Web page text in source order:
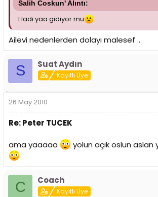
Salih Coskun' Alıntı:
Hadi yaa gidiyor mu
Ailevi nedenlerden dolayı malesef ..
S Suat Aydın
Kayıtlı Üye
26 May 2010
Re: Peter TUCEK
ama yaaaaa yolun açık oslun
C Coach
Kayıtlı Üye